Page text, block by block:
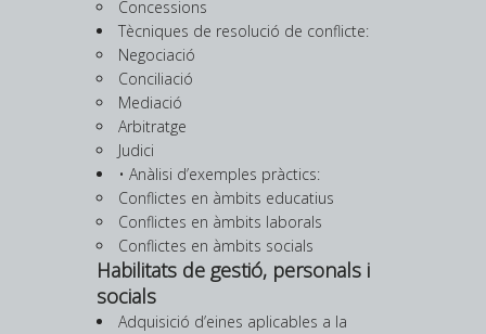
Concessions
Tècniques de resolució de conflicte:
Negociació
Conciliació
Mediació
Arbitratge
Judici
• Anàlisi d’exemples pràctics:
Conflictes en àmbits educatius
Conflictes en àmbits laborals
Conflictes en àmbits socials
Habilitats de gestió, personals i
socials
Adquisició d’eines aplicables a la